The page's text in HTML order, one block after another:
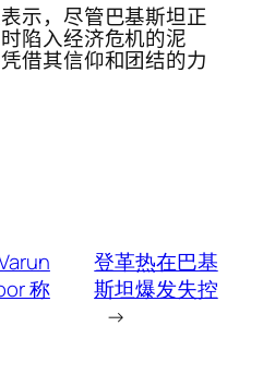
示，尽管巴基斯坦正
陷入经济危机的泥
借其信仰和团结的力
称
登革热在巴基
斯坦爆发失控
→